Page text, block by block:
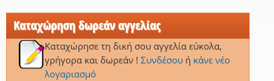
Καταχώρηση δωρεάν αγγελίας
Καταχώρησε τη δική σου αγγελία εύκολα,
γρήγορα και δωρεάν ! Συνδέσουή κάνε νέο
λογαριασμό